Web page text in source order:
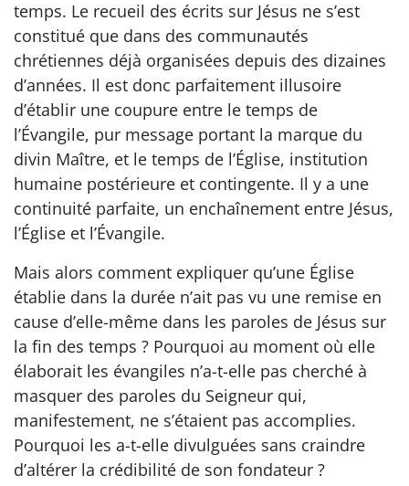
temps. Le recueil des écrits sur Jésus ne s’est
constitué que dans des communautés
chrétiennes déjà organisées depuis des dizaines
d’années. Il est donc parfaitement illusoire
d’établir une coupure entre le temps de
l’Évangile, pur message portant la marque du
divin Maître, et le temps de l’Église, institution
humaine postérieure et contingente. Il y a une
continuité parfaite, un enchaînement entre Jésus,
l’Église et l’Évangile.
Mais alors comment expliquer qu’une Église
établie dans la durée n’ait pas vu une remise en
cause d’elle-même dans les paroles de Jésus sur
la fin des temps ? Pourquoi au moment où elle
élaborait les évangiles n’a-t-elle pas cherché à
masquer des paroles du Seigneur qui,
manifestement, ne s’étaient pas accomplies.
Pourquoi les a-t-elle divulguées sans craindre
d’altérer la crédibilité de son fondateur ?